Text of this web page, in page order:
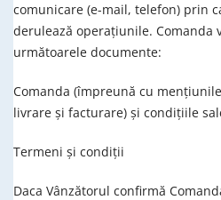
comunicare (e-mail, telefon) prin
derulează operațiunile. Comanda
următoarele documente:
Comanda (împreună cu
livrare și facturare) și condițiile
Termeni și condiții
Daca Vânzătorul confirmă